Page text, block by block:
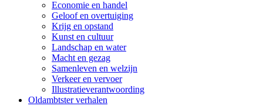
Economie en handel
Geloof en overtuiging
Krijg en opstand
Kunst en cultuur
Landschap en water
Macht en gezag
Samenleven en welzijn
Verkeer en vervoer
Illustratieverantwoording
Oldambtster verhalen